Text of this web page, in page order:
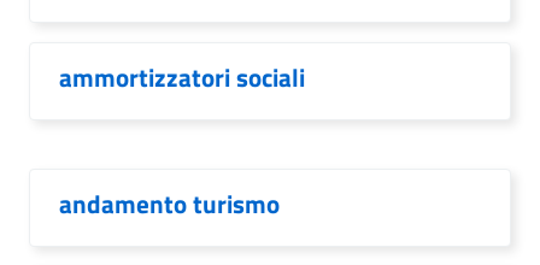
ammortizzatori sociali
andamento turismo